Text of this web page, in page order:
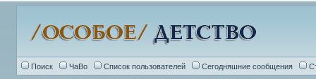
Поиск ЧаВо Список пользователей Сегодняшние сообщения